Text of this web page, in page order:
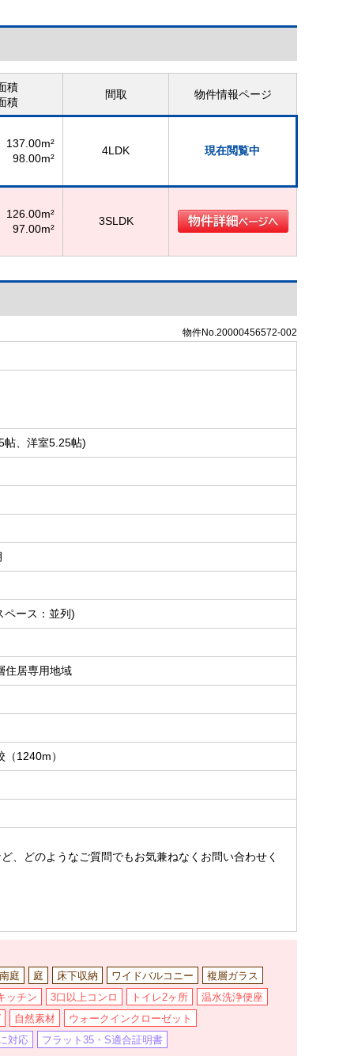
積
積
間取 物件情報ページ
137.00m²
98.00m²
4LDK 現在閲覧中
126.00m²
97.00m²
3SLDK
物件No.20000456572-002
帖、洋室5.25帖)
ペース：並列)
住居専用地域
1240m）
、どのようなご質問でもお気兼ねなくお問い合わせく
南庭 庭 床下収納 ワイドバルコニー
複層ガラス
ッチン
3口以上コンロ トイレ2ヶ所
温水洗浄便座
自然素材
ウォークインクローゼット
対応
フラット35・S適合証明書